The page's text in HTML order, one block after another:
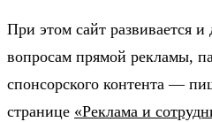
При этом сайт развивается
вопросам прямой рекламы,
спонсорского контента —
странице «Реклама и